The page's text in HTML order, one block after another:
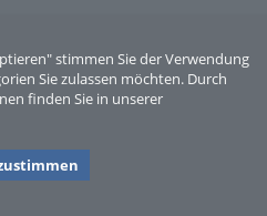
stimmen Sie der Verwendung
Sie zulassen möchten. Durch
finden Sie in unserer
Sperber